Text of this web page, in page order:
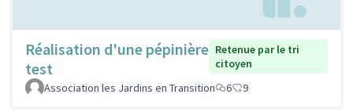
Réalisation d'une pépinière
test
Retenue par le tri
citoyen
Association les Jardins en Transition
6 9